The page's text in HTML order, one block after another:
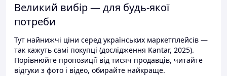
Великий вибір — для будь-якої
потреби
Тут найнижчі ціни серед українських маркетплейсів —
так кажуть самі покупці (дослідження Kantar, 2025).
Порівнюйте пропозиції від тисяч продавців, читайте
відгуки з фото і відео, обирайте найкраще.